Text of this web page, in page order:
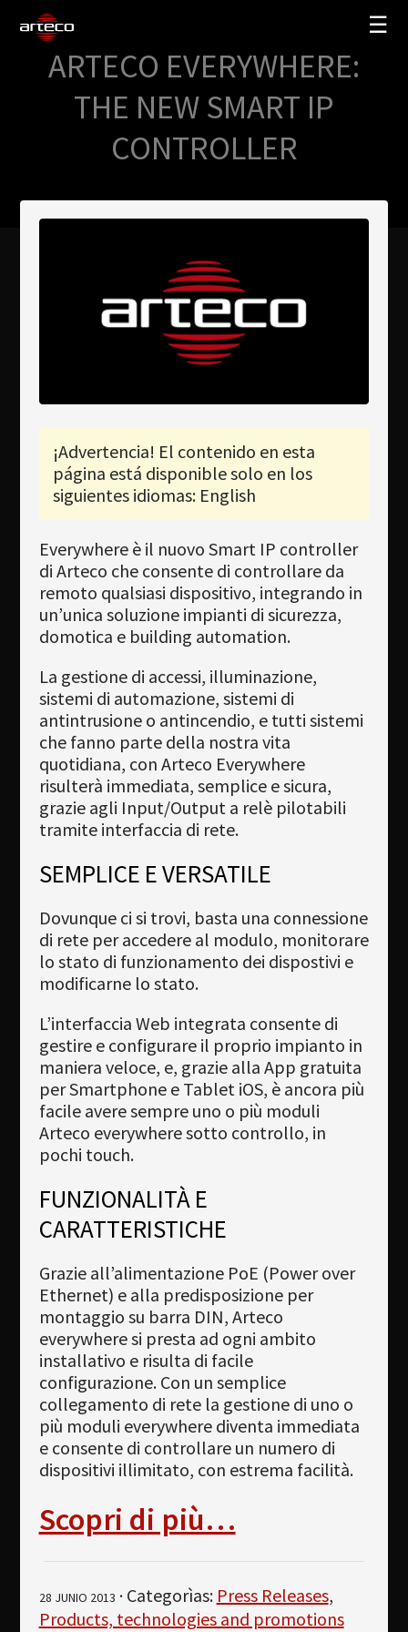
☰
Download
Idioma
Búsqueda
SOLUCIONES
EMPRESA
TRAINING
PARTNERS
NEWS
ARTECO EVERYWHERE:
THE NEW SMART IP
CONTROLLER
¡Advertencia! El contenido en esta
página está disponible solo en los
siguientes idiomas: English
Everywhere è il nuovo Smart IP controller
di Arteco che consente di controllare da
remoto qualsiasi dispositivo, integrando in
un’unica soluzione impianti di sicurezza,
domotica e building automation.
La gestione di accessi, illuminazione,
sistemi di automazione, sistemi di
antintrusione o antincendio, e tutti sistemi
che fanno parte della nostra vita
quotidiana, con Arteco Everywhere
risulterà immediata, semplice e sicura,
grazie agli Input/Output a relè pilotabili
tramite interfaccia di rete.
SEMPLICE E VERSATILE
Dovunque ci si trovi, basta una connessione
di rete per accedere al modulo, monitorare
lo stato di funzionamento dei dispostivi e
modificarne lo stato.
L’interfaccia Web integrata consente di
gestire e configurare il proprio impianto in
maniera veloce, e, grazie alla App gratuita
per Smartphone e Tablet iOS, è ancora più
facile avere sempre uno o più moduli
Arteco everywhere sotto controllo, in
pochi touch.
FUNZIONALITÀ E
CARATTERISTICHE
Grazie all’alimentazione PoE (Power over
Ethernet) e alla predisposizione per
montaggio su barra DIN, Arteco
everywhere si presta ad ogni ambito
installativo e risulta di facile
configurazione. Con un semplice
collegamento di rete la gestione di uno o
più moduli everywhere diventa immediata
e consente di controllare un numero di
dispositivi illimitato, con estrema facilità.
Scopri di più…
28 JUNIO 2013 · Categorìas: Press Releases,
Products, technologies and promotions